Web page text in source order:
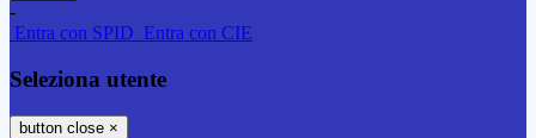
-
Entra con SPID Entra con CIE
Seleziona utente
button close ×